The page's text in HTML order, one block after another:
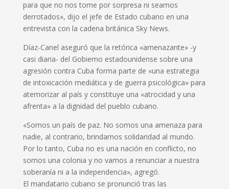
para que no nos tome por sorpresa ni seamos
derrotados», dijo el jefe de Estado cubano en una
entrevista con la cadena británica Sky News.
Díaz-Canel aseguró que la retórica «amenazante» -y
casi diaria- del Gobierno estadounidense sobre una
agresión contra Cuba forma parte de «una estrategia
de intoxicación mediática y de guerra psicológica» para
atemorizar al país y constituye una «atrocidad y una
afrenta» a la dignidad del pueblo cubano.
«Somos un país de paz. No somos una amenaza para
nadie, al contrario, brindamos solidaridad al mundo.
Por lo tanto, Cuba no es una nación en conflicto, no
somos una colonia y no vamos a renunciar a nuestra
soberanía ni a la independencia», agregó.
El mandatario cubano se pronunció tras las